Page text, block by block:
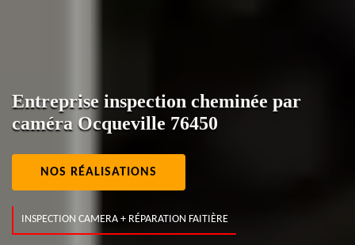
Entreprise inspection cheminée par
caméra Ocqueville 76450
NOS RÉALISATIONS
INSPECTION CAMERA + RÉPARATION FAITIÈRE